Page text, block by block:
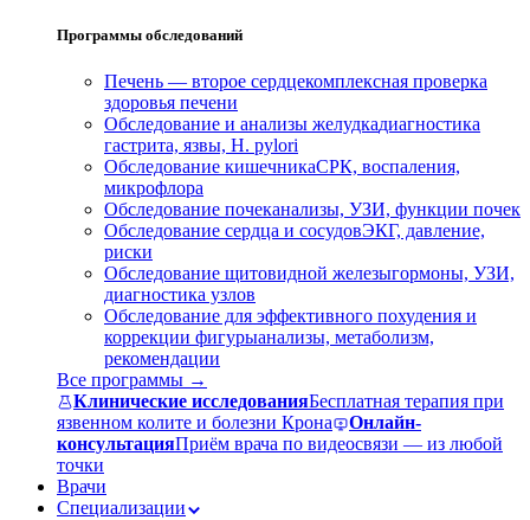
Программы обследований
Печень — второе сердцекомплексная проверка
здоровья печени
Обследование и анализы желудкадиагностика
гастрита, язвы, H. pylori
Обследование кишечникаСРК, воспаления,
микрофлора
Обследование почеканализы, УЗИ, функции почек
Обследование сердца и сосудовЭКГ, давление,
риски
Обследование щитовидной железыгормоны, УЗИ,
диагностика узлов
Обследование для эффективного похудения и
коррекции фигурыанализы, метаболизм,
рекомендации
Все программы →
Клинические исследованияБесплатная терапия при
язвенном колите и болезни Крона
Онлайн-
консультацияПриём врача по видеосвязи — из любой
точки
Врачи
Специализации